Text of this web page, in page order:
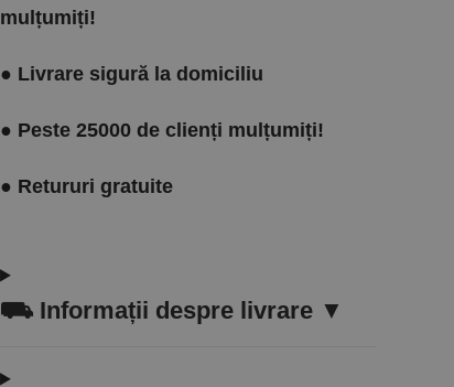
mulțumiți!
● Livrare sigură la domiciliu
● Peste 25000 de clienți mulțumiți!
● Retururi gratuite
⛟Informații despre livrare ▼